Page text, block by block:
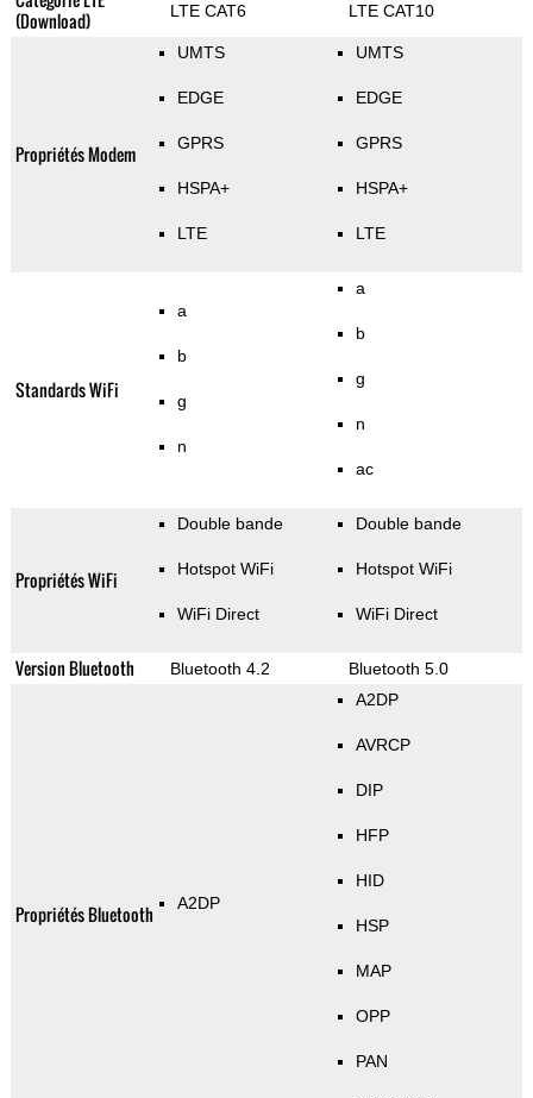
(Download)
LTE CAT6 LTE CAT10
Propriétés Modem
UMTS
EDGE
GPRS
HSPA+
LTE
UMTS
EDGE
GPRS
HSPA+
LTE
Standards WiFi
a
b
g
n
a
b
g
n
ac
Propriétés WiFi
Double bande
Hotspot WiFi
WiFi Direct
Double bande
Hotspot WiFi
WiFi Direct
Version Bluetooth Bluetooth 4.2 Bluetooth 5.0
Propriétés Bluetooth A2DP
A2DP
AVRCP
DIP
HFP
HID
HSP
MAP
OPP
PAN